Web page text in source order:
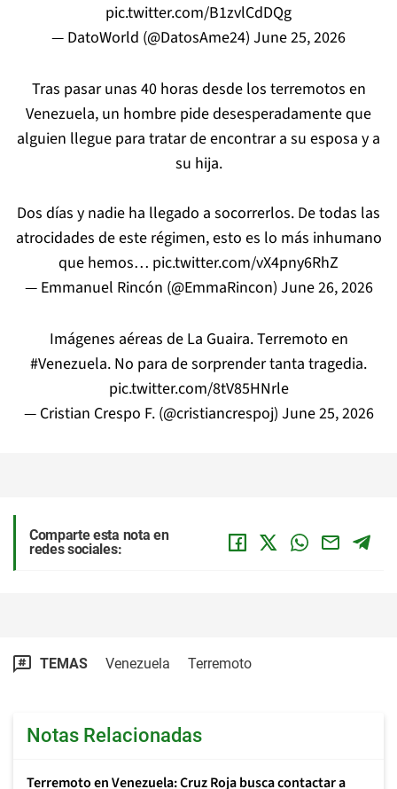
pic.twitter.com/B1zvlCdDQg
— DatoWorld (@DatosAme24) June 25, 2026
Tras pasar unas 40 horas desde los terremotos en
Venezuela, un hombre pide desesperadamente que
alguien llegue para tratar de encontrar a su esposa y a
su hija.
Dos días y nadie ha llegado a socorrerlos. De todas las
atrocidades de este régimen, esto es lo más inhumano
que hemos… pic.twitter.com/vX4pny6RhZ
— Emmanuel Rincón (@EmmaRincon) June 26, 2026
Imágenes aéreas de La Guaira. Terremoto en
#Venezuela. No para de sorprender tanta tragedia.
pic.twitter.com/8tV85HNrle
— Cristian Crespo F. (@cristiancrespoj) June 25, 2026
Comparte esta nota en
redes sociales:
TEMAS Venezuela Terremoto
Notas Relacionadas
Terremoto en Venezuela: Cruz Roja busca contactar a